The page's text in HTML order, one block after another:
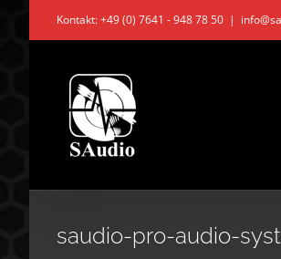
Inhalt
Kontakt: +49 (0) 7641 - 948 78 50 |
saudio-pro-audio-